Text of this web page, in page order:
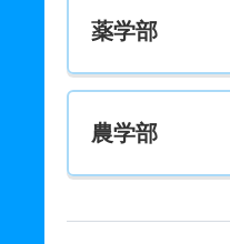
薬学部
農学部